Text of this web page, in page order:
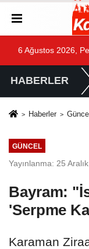
6 Ağustos 2026,
HABERLER
Haberler Güncel
GÜNCEL
Yayınlanma: 25
Bayram:
'Serpme
Karaman